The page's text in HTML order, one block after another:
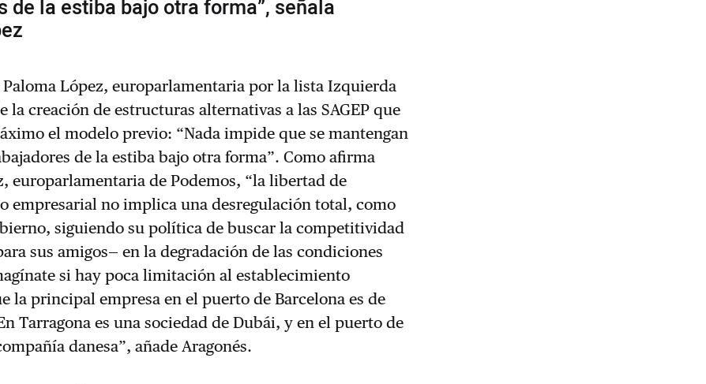
de la estiba bajo otra forma”, señala
López, europarlamentaria por la lista Izquierda
la creación de estructuras alternativas a las SAGEP que
el modelo previo: “Nada impide que se mantengan
de la estiba bajo otra forma”. Como afirma
europarlamentaria de Podemos, “la libertad de
empresarial no implica una desregulación total, como
siguiendo su política de buscar la competitividad
sus amigos— en la degradación de las condiciones
si hay poca limitación al establecimiento
la principal empresa en el puerto de Barcelona es de
Tarragona es una sociedad de Dubái, y en el puerto de
danesa”, añade Aragonés.